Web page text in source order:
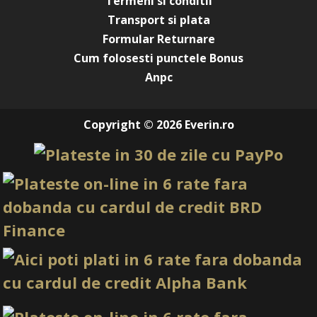
Transport si plata
Formular Returnare
Cum folosesti punctele Bonus
Anpc
Copyright © 2026 Everin.ro